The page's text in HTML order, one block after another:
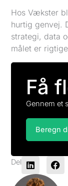
Hos Vækster
hurtig genvej.
strategi, data
målet er
Få
Gennem et
Beregn
Del